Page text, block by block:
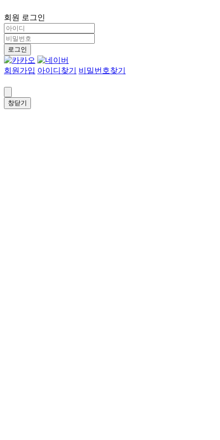
회원 로그인
로그인
회원가입 아이디찾기 비밀번호찾기
창닫기